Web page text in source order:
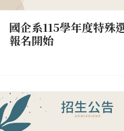
國企系115學年度特殊
報名開始